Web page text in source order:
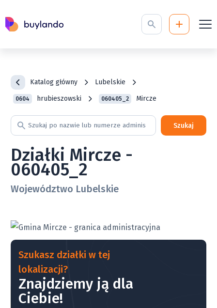
Katalog główny Lubelskie
0604 hrubieszowski 060405_2 Mircze
Szukaj
Działki Mircze -
060405_2
Województwo Lubelskie
Szukasz działki w tej
lokalizacji?
Znajdziemy ją dla
Ciebie!